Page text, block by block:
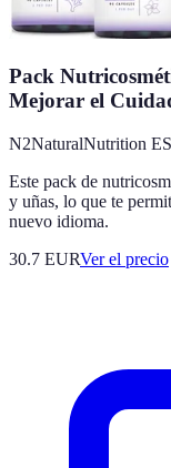
Pack
Mejorar el
N2NaturalNutrition ES
Este pack de
y uñas, lo que te
nuevo idioma.
30.7 EURVer el precio